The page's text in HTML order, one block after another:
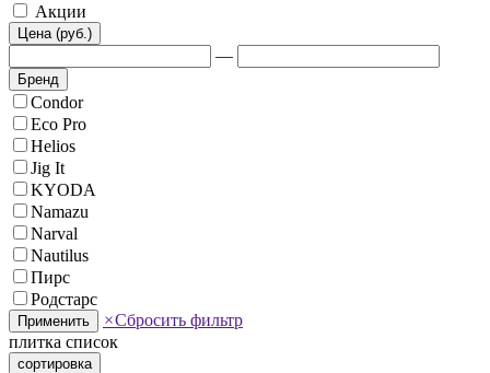
Акции
Цена (руб.)
—
Бренд
Condor
Eco Pro
Helios
Jig It
KYODA
Namazu
Narval
Nautilus
Пирс
Родстарс
Применить ×Сбросить фильтр
плитка список
сортировка